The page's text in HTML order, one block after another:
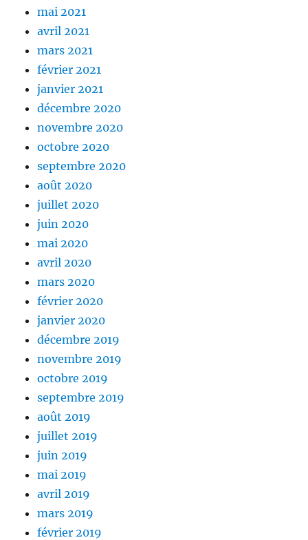
mai 2021
avril 2021
mars 2021
février 2021
janvier 2021
décembre 2020
novembre 2020
octobre 2020
septembre 2020
août 2020
juillet 2020
juin 2020
mai 2020
avril 2020
mars 2020
février 2020
janvier 2020
décembre 2019
novembre 2019
octobre 2019
septembre 2019
août 2019
juillet 2019
juin 2019
mai 2019
avril 2019
mars 2019
février 2019